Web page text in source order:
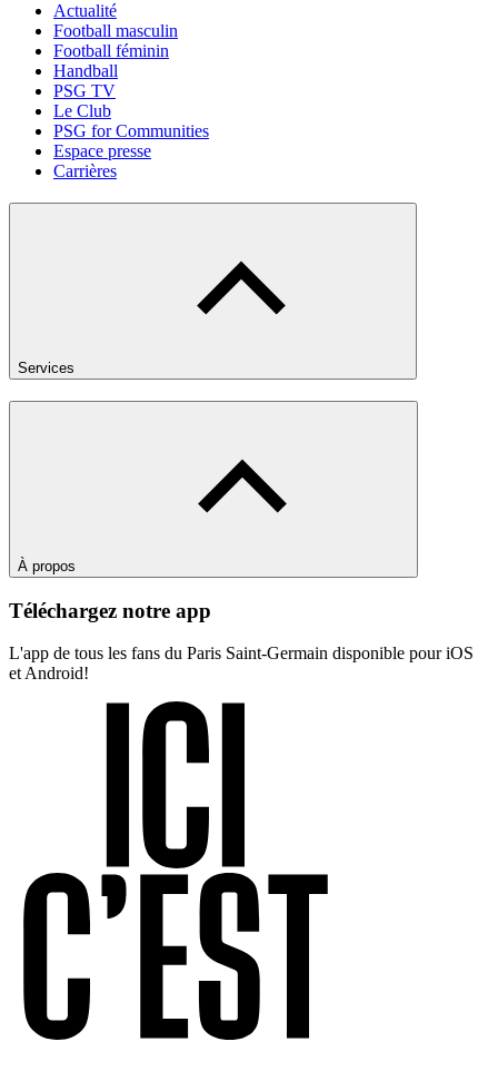
Actualité
Football masculin
Football féminin
Handball
PSG TV
Le Club
PSG for Communities
Espace presse
Carrières
Services
À propos
Téléchargez notre app
L'app de tous les fans du Paris Saint-Germain disponible pour iOS
et Android!